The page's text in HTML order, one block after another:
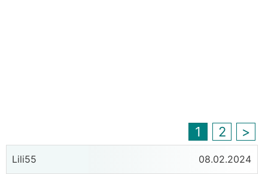
1 2 >
Lili55 08.02.2024